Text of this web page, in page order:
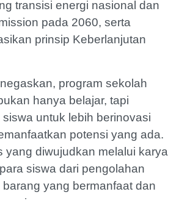
transisi energi nasional dan
pada 2060, serta
prinsip Keberlanjutan
program sekolah
hanya belajar, tapi
untuk lebih berinovasi
potensi yang ada.
yang diwujudkan melalui karya
siswa dari pengolahan
yang bermanfaat dan